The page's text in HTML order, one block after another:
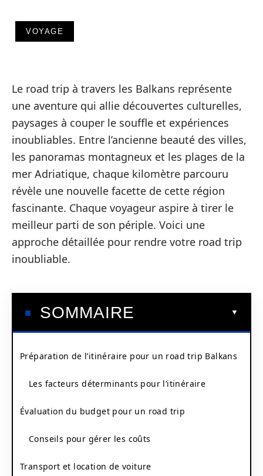
VOYAGE
Le road trip à travers les Balkans représente
une aventure qui allie découvertes culturelles,
paysages à couper le souffle et expériences
inoubliables. Entre l’ancienne beauté des villes,
les panoramas montagneux et les plages de la
mer Adriatique, chaque kilomètre parcouru
révèle une nouvelle facette de cette région
fascinante. Chaque voyageur aspire à tirer le
meilleur parti de son périple. Voici une
approche détaillée pour rendre votre road trip
inoubliable.
SOMMAIRE
Préparation de l’itinéraire pour un road trip Balkans
Les facteurs déterminants pour l’itinéraire
Évaluation du budget pour un road trip
Conseils pour gérer les coûts
Transport et location de voiture